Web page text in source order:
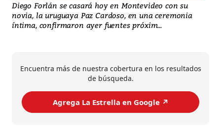
Diego Forlán se casará hoy en Montevideo con su
novia, la uruguaya Paz Cardoso, en una ceremonia
íntima, confirmaron ayer fuentes próxim...
Encuentra más de nuestra cobertura en los resultados
de búsqueda.
Agrega La Estrella en Google ↗️